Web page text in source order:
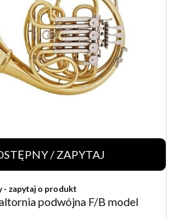
/ ZAPYTAJ
- zapytaj o produkt
podwójna F/B model